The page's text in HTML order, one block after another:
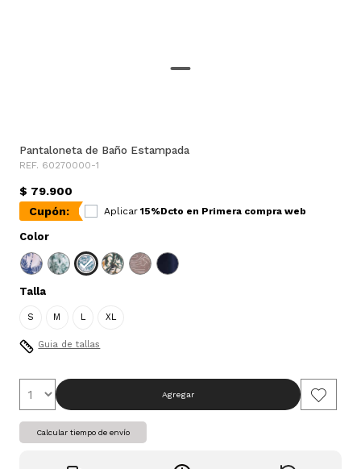
Pantaloneta de Baño Estampada
REF. 60270000-1
$ 79.900
Cupón:
Aplicar 15%Dcto en Primera compra web
Color
Talla
S M L XL
Guia de tallas
Agregar
Calcular tiempo de envío